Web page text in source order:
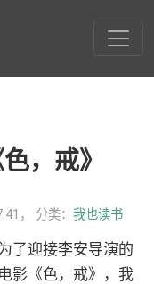
，戒》
， 分类： 我也读书
了迎接李安导演的
电影《色，戒》，我